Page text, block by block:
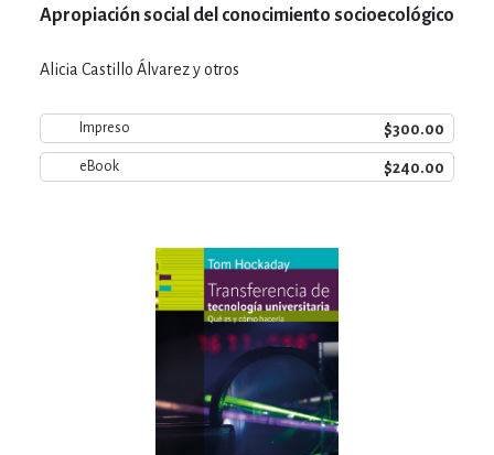
Apropiación social del conocimiento socioecológico
Alicia Castillo Álvarez y otros
Impreso $300.00
eBook $240.00